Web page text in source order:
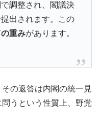
調整され、閣議決
出されます。この
重みがあります。
の返答は内閣の統一見
うという性質上、野党